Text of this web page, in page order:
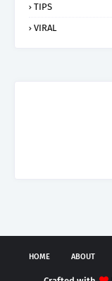
TIPS
VIRAL
HOME ABOUT